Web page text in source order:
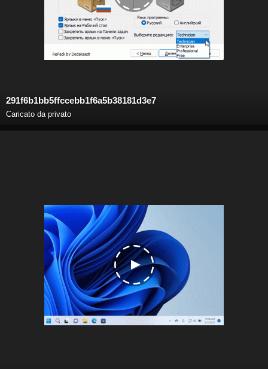
291f6b1bb5ffccebb1f6a5b38181d3e7
Caricato da privato